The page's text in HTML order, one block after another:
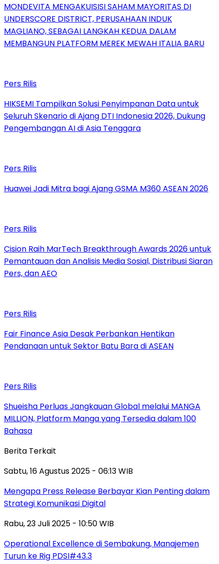
MONDEVITA MENGAKUISISI SAHAM MAYORITAS DI
UNDERSCORE DISTRICT, PERUSAHAAN INDUK
MAGLIANO, SEBAGAI LANGKAH KEDUA DALAM
MEMBANGUN PLATFORM MEREK MEWAH ITALIA BARU
Pers Rilis
HIKSEMI Tampilkan Solusi Penyimpanan Data untuk
Seluruh Skenario di Ajang DTI Indonesia 2026, Dukung
Pengembangan AI di Asia Tenggara
Pers Rilis
Huawei Jadi Mitra bagi Ajang GSMA M360 ASEAN 2026
Pers Rilis
Cision Raih MarTech Breakthrough Awards 2026 untuk
Pemantauan dan Analisis Media Sosial, Distribusi Siaran
Pers, dan AEO
Pers Rilis
Fair Finance Asia Desak Perbankan Hentikan
Pendanaan untuk Sektor Batu Bara di ASEAN
Pers Rilis
Shueisha Perluas Jangkauan Global melalui MANGA
MILLION, Platform Manga yang Tersedia dalam 100
Bahasa
Berita Terkait
Sabtu, 16 Agustus 2025 - 06:13 WIB
Mengapa Press Release Berbayar Kian Penting dalam
Strategi Komunikasi Digital
Rabu, 23 Juli 2025 - 10:50 WIB
Operational Excellence di Sembakung, Manajemen
Turun ke Rig PDSI#43.3